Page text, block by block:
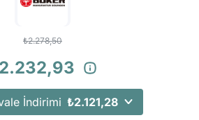
₺2.278,50
İndirimi ₺2.121,28